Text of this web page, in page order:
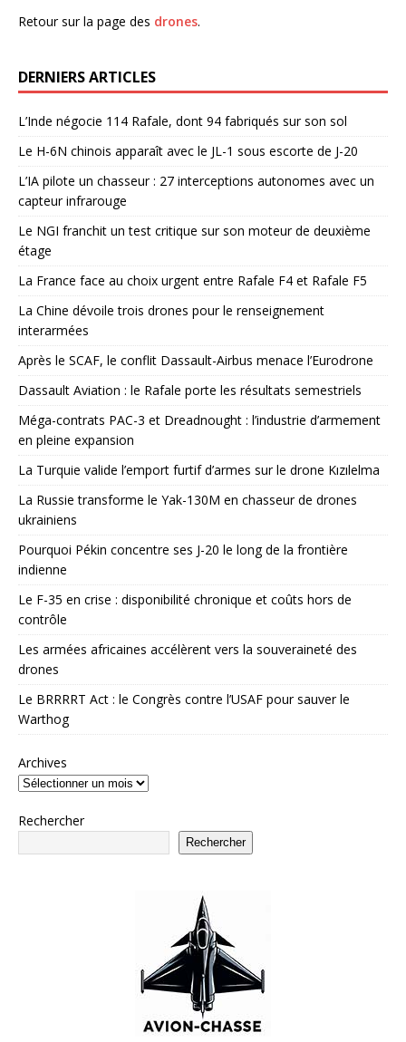
Retour sur la page des drones.
DERNIERS ARTICLES
L’Inde négocie 114 Rafale, dont 94 fabriqués sur son sol
Le H-6N chinois apparaît avec le JL-1 sous escorte de J-20
L’IA pilote un chasseur : 27 interceptions autonomes avec un
capteur infrarouge
Le NGI franchit un test critique sur son moteur de deuxième
étage
La France face au choix urgent entre Rafale F4 et Rafale F5
La Chine dévoile trois drones pour le renseignement
interarmées
Après le SCAF, le conflit Dassault-Airbus menace l’Eurodrone
Dassault Aviation : le Rafale porte les résultats semestriels
Méga-contrats PAC-3 et Dreadnought : l’industrie d’armement
en pleine expansion
La Turquie valide l’emport furtif d’armes sur le drone Kızılelma
La Russie transforme le Yak-130M en chasseur de drones
ukrainiens
Pourquoi Pékin concentre ses J-20 le long de la frontière
indienne
Le F-35 en crise : disponibilité chronique et coûts hors de
contrôle
Les armées africaines accélèrent vers la souveraineté des
drones
Le BRRRRT Act : le Congrès contre l’USAF pour sauver le
Warthog
Archives
Rechercher
Rechercher